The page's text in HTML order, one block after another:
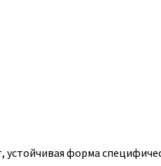
устойчивая форма